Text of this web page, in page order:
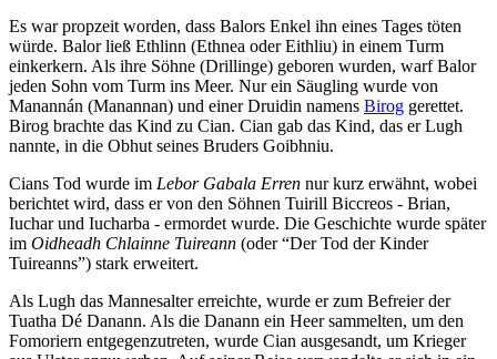
Es war propzeit worden, dass Balors Enkel ihn eines Tages töten
würde. Balor ließ Ethlinn (Ethnea oder Eithliu) in einem Turm
einkerkern. Als ihre Söhne (Drillinge) geboren wurden, warf Balor
jeden Sohn vom Turm ins Meer. Nur ein Säugling wurde von
Manannán (Manannan) und einer Druidin namens Birog gerettet.
Birog brachte das Kind zu Cian. Cian gab das Kind, das er Lugh
nannte, in die Obhut seines Bruders Goibhniu.
Cians Tod wurde im Lebor Gabala Erren nur kurz erwähnt, wobei
berichtet wird, dass er von den Söhnen Tuirill Biccreos - Brian,
Iuchar und Iucharba - ermordet wurde. Die Geschichte wurde später
im Oidheadh Chlainne Tuireann (oder “Der Tod der Kinder
Tuireanns”) stark erweitert.
Als Lugh das Mannesalter erreichte, wurde er zum Befreier der
Tuatha Dé Danann. Als die Danann ein Heer sammelten, um den
Fomoriern entgegenzutreten, wurde Cian ausgesandt, um Krieger